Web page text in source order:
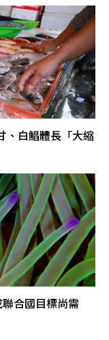
、白鯧體長「大縮
合國目標尚需